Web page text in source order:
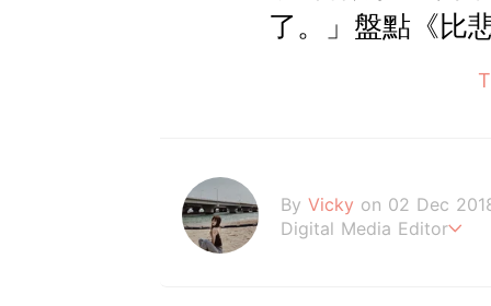
了。」盤點《比
By Vicky on 02 Dec
Digital Media Editor